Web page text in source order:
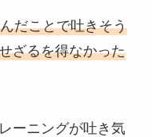
だことで吐きそう
ざるを得なかった
ーニングが吐き気